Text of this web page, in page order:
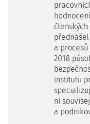
členských
a procesů
2018
institutu
ní
a